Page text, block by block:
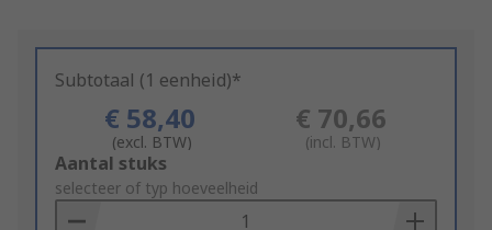
Subtotaal (1 eenheid)*
€ 58,40
(excl. BTW)
€ 70,66
(incl. BTW)
Add
to
Basket
Aantal stuks
selecteer of typ hoeveelheid